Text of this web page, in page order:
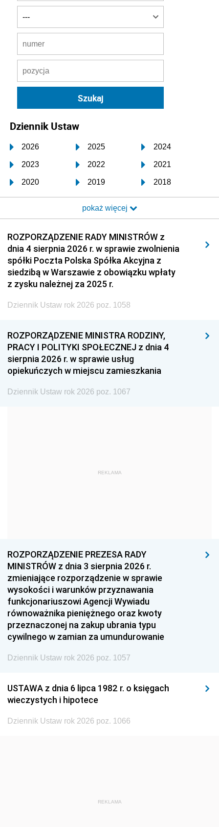
Dziennik Ustaw
2026 2025 2024
2023 2022 2021
2020 2019 2018
2017 2016 2015
2014 2013 2012
2011 2010 2009
2008 2007 2006
2005 2004 2003
2002 2001
1999 1998
1993 1992 1991
1990 1989
1987 1986 1985
1984 1983
1957 1956
1954 1953
1951 1950
1948 1947
1945 1944 1939
1938 1937 1936
1935 1934
1929 1928 1927
pokaż więcej
ROZPORZĄDZENIE RADY MINISTRÓW z
dnia 4 sierpnia 2026 r. w sprawie zwolnienia
spółki Poczta Polska Spółka Akcyjna z
siedzibą w Warszawie z obowiązku wpłaty
z zysku należnej za 2025 r.
Dziennik Ustaw rok 2026 poz. 1058
ROZPORZĄDZENIE MINISTRA RODZINY,
PRACY I POLITYKI SPOŁECZNEJ z dnia 4
sierpnia 2026 r. w sprawie usług
opiekuńczych w miejscu zamieszkania
Dziennik Ustaw rok 2026 poz. 1067
REKLAMA
ROZPORZĄDZENIE PREZESA RADY
MINISTRÓW z dnia 3 sierpnia 2026 r.
zmieniające rozporządzenie w sprawie
wysokości i warunków przyznawania
funkcjonariuszowi Agencji Wywiadu
równoważnika pieniężnego oraz kwoty
przeznaczonej na zakup ubrania typu
cywilnego w zamian za umundurowanie
Dziennik Ustaw rok 2026 poz. 1057
USTAWA z dnia 6 lipca 1982 r. o księgach
wieczystych i hipotece
Dziennik Ustaw rok 2026 poz. 1066
REKLAMA